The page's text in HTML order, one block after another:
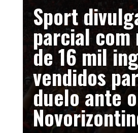
Sport
parcial com
de 16 mil
vendidos
duelo ante o